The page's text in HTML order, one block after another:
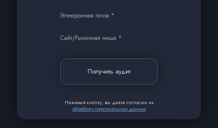
Электронная почта *
Сайт/Рыночная ниша *
Получить аудит
Нажимая кнопку, вы даете согласие на
обработку персональных данных